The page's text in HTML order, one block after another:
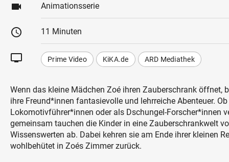
videocam Animationsserie
schedule 11 Minuten
tv Prime Video KiKA.de ARD Mediathek
Wenn das kleine Mädchen Zoé ihren Zauberschrank öffnet,
ihre Freund*innen fantasievolle und lehrreiche Abenteuer.
Lokomotivführer*innen oder als Dschungel-Forscher*innen
gemeinsam tauchen die Kinder in eine Zauberschrankwelt
Wissenswerten ab. Dabei kehren sie am Ende ihrer kleinen
wohlbehütet in Zoés Zimmer zurück.